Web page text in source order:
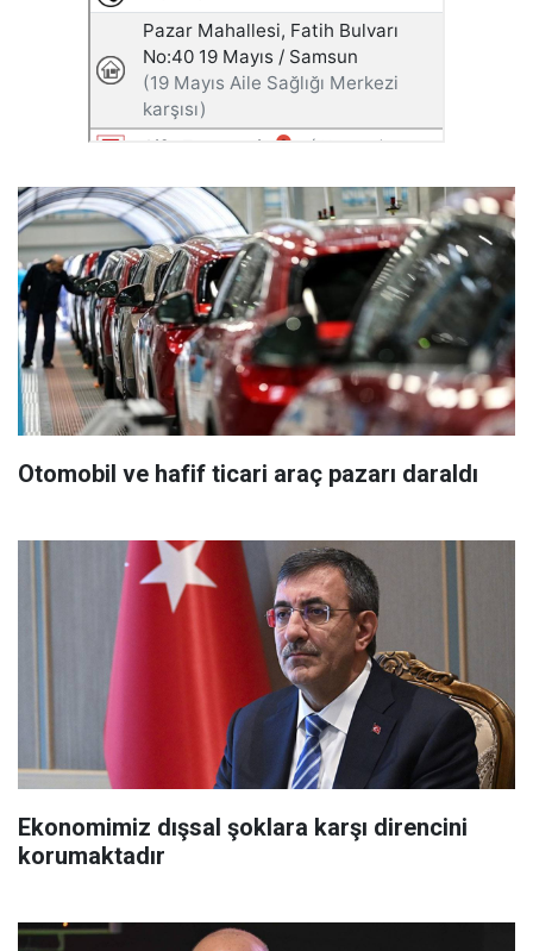
Otomobil ve hafif ticari araç pazarı daraldı
Ekonomimiz dışsal şoklara karşı direncini
korumaktadır